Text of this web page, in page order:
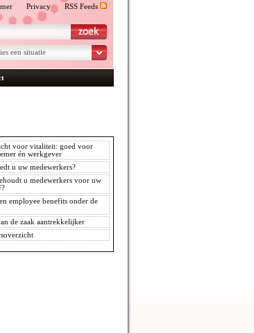
een situatie
Privacy RSS Feeds
voor vitaliteit: goed voor
én werkgever
u uw medewerkers?
u medewerkers voor uw
employee benefits onder de
de zaak aantrekkelijker